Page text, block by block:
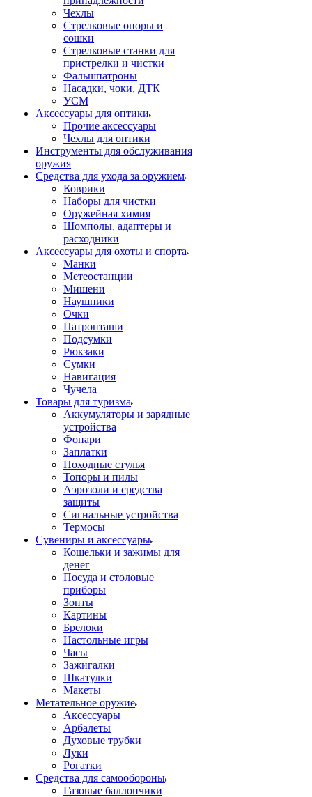
Чехлы
Стрелковые опоры и
сошки
Стрелковые станки для
пристрелки и чистки
Фальшпатроны
Насадки, чоки, ДТК
УСМ
Аксессуары для оптики
Прочие аксессуары
Чехлы для оптики
Инструменты для обслуживания
оружия
Средства для ухода за оружием
Коврики
Наборы для чистки
Оружейная химия
Шомполы, адаптеры и
расходники
Аксессуары для охоты и спорта
Манки
Метеостанции
Мишени
Наушники
Очки
Патронташи
Подсумки
Рюкзаки
Сумки
Навигация
Чучела
Товары для туризма
Аккумуляторы и зарядные
устройства
Фонари
Заплатки
Походные стулья
Топоры и пилы
Аэрозоли и средства
защиты
Сигнальные устройства
Термосы
Сувениры и аксессуары
Кошельки и зажимы для
денег
Посуда и столовые
приборы
Зонты
Картины
Брелоки
Настольные игры
Часы
Зажигалки
Шкатулки
Макеты
Метательное оружие
Аксессуары
Арбалеты
Духовые трубки
Луки
Рогатки
Средства для самообороны
Газовые баллончики